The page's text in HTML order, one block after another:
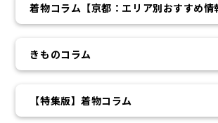
着物コラム【京都：エリア別おすすめ情
きものコラム
【特集版】着物コラム